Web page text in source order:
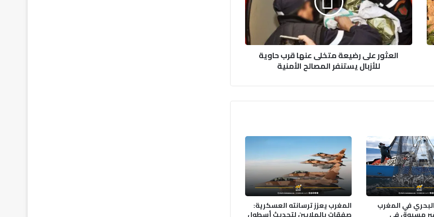
و
ع
ى
ع
ل
ى
ع
ن
ه
ا
ق
ر
العثور على رضيعة متخلى عنها قرب حاوية
للأزبال يستنفر المصالح الأمنية
في المغرب المغرب يعزز ترسانته العسكرية: